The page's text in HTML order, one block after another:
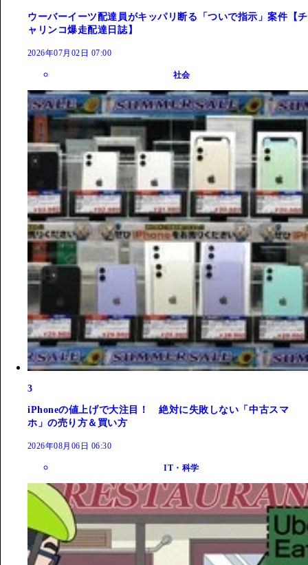
ウーバーイーツ配達員がキッパリ断る「ついで指示」案件【チ
ャリンコ爆走配達日誌】
2026年07月02日 07:00
社会
3
iPhoneの値上げで大注目！ 絶対に失敗しない「中古スマ
ホ」の売り方＆買い方
2026年08月06日 06:30
IT・科学